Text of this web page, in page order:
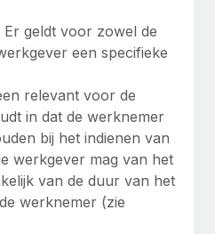
Er geldt voor zowel de
een specifieke
relevant voor de
in dat de werknemer
bij het indienen van
werkgever mag van het
van de duur van het
werknemer (zie